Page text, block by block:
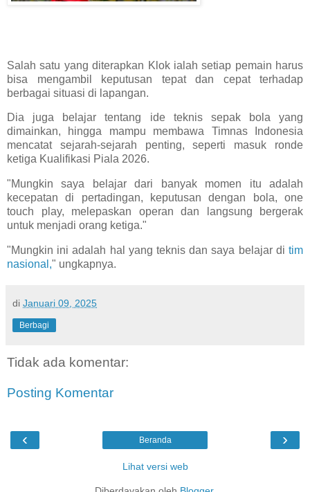
Salah satu yang diterapkan Klok ialah setiap pemain harus
bisa mengambil keputusan tepat dan cepat terhadap
berbagai situasi di lapangan.
Dia juga belajar tentang ide teknis sepak bola yang
dimainkan, hingga mampu membawa Timnas Indonesia
mencatat sejarah-sejarah penting, seperti masuk ronde
ketiga Kualifikasi Piala 2026.
"Mungkin saya belajar dari banyak momen itu adalah
kecepatan di pertadingan, keputusan dengan bola, one
touch play, melepaskan operan dan langsung bergerak
untuk menjadi orang ketiga."
"Mungkin ini adalah hal yang teknis dan saya belajar di tim
nasional," ungkapnya.
di Januari 09, 2025
Berbagi
Tidak ada komentar:
Posting Komentar
‹ ›
Beranda
Lihat versi web